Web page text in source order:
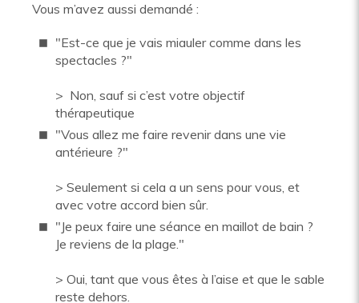
Vous m’avez aussi demandé :
"Est-ce que je vais miauler comme dans les
spectacles ?"
> Non, sauf si c’est votre objectif
thérapeutique
"Vous allez me faire revenir dans une vie
antérieure ?"
> Seulement si cela a un sens pour vous, et
avec votre accord bien sûr.
"Je peux faire une séance en maillot de bain ?
Je reviens de la plage."
> Oui, tant que vous êtes à l’aise et que le sable
reste dehors.